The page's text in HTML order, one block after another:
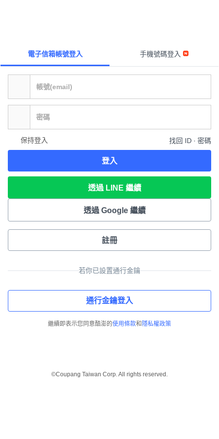
電子信箱帳號登入 手機號碼登入
保持登入 找回 ID ∙ 密碼
登入
透過 LINE 繼續
透過 Google 繼續
註冊
若你已設置通行金鑰
通行金鑰登入
繼續即表示您同意酷澎的使用條款和 隱私權政策
©Coupang Taiwan Corp. All rights reserved.